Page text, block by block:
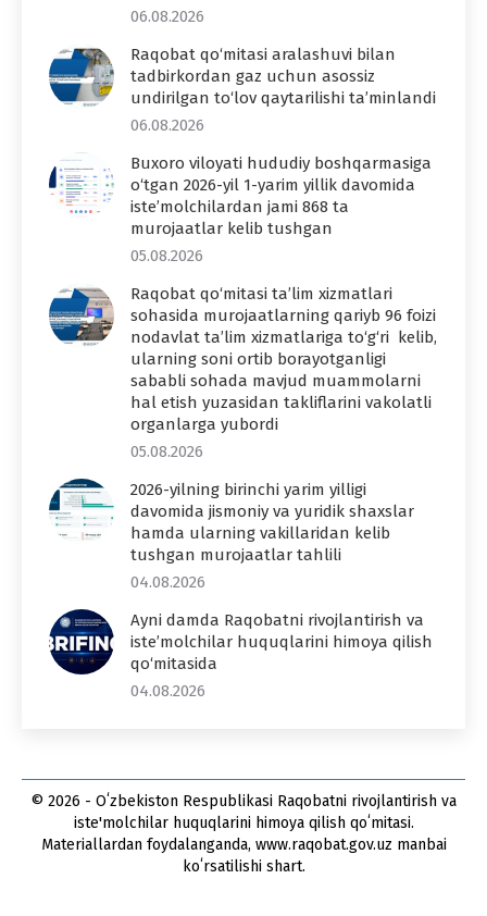
06.08.2026
Raqobat qo‘mitasi aralashuvi bilan
tadbirkordan gaz uchun asossiz
undirilgan to‘lov qaytarilishi ta’minlandi
06.08.2026
Buxoro viloyati hududiy boshqarmasiga
o‘tgan 2026-yil 1-yarim yillik davomida
iste’molchilardan jami 868 ta
murojaatlar kelib tushgan
05.08.2026
Raqobat qo‘mitasi ta’lim xizmatlari
sohasida murojaatlarning qariyb 96 foizi
nodavlat ta’lim xizmatlariga to‘g‘ri kelib,
ularning soni ortib borayotganligi
sababli sohada mavjud muammolarni
hal etish yuzasidan takliflarini vakolatli
organlarga yubordi
05.08.2026
2026-yilning birinchi yarim yilligi
davomida jismoniy va yuridik shaxslar
hamda ularning vakillaridan kelib
tushgan murojaatlar tahlili
04.08.2026
Ayni damda Raqobatni rivojlantirish va
iste’molchilar huquqlarini himoya qilish
qo‘mitasida
04.08.2026
© 2026 - Oʻzbekiston Respublikasi Raqobatni rivojlantirish va
iste'molchilar huquqlarini himoya qilish qoʻmitasi.
Materiallardan foydalanganda, www.raqobat.gov.uz manbai
koʻrsatilishi shart.